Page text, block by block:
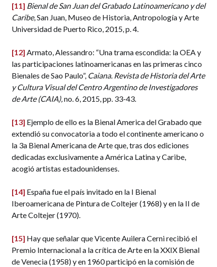
[11] Bienal de San Juan del Grabado Latinoamericano y del
Caribe, San Juan, Museo de Historia, Antropología y Arte
Universidad de Puerto Rico, 2015, p. 4.
[12] Armato, Alessandro: “Una trama escondida: la OEA y
las participaciones latinoamericanas en las primeras cinco
Bienales de Sao Paulo”, Caiana. Revista de Historia del Arte
y Cultura Visual del Centro Argentino de Investigadores
de Arte (CAIA),no. 6, 2015, pp. 33-43.
[13] Ejemplo de ello es la Bienal America del Grabado que
extendió su convocatoria a todo el continente americano o
la 3a Bienal Americana de Arte que, tras dos ediciones
dedicadas exclusivamente a América Latina y Caribe,
acogió artistas estadounidenses.
[14] España fue el país invitado en la I Bienal
Iberoamericana de Pintura de Coltejer (1968) y en la II de
Arte Coltejer (1970).
[15] Hay que señalar que Vicente Auilera Cerni recibió el
Premio Internacional a la crítica de Arte en la XXIX Bienal
de Venecia (1958) y en 1960 participó en la comisión de